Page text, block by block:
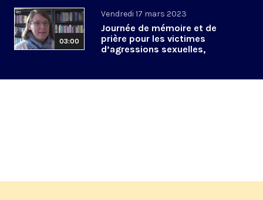
03:00
Vendredi 17 mars 2023
Journée de mémoire et de
prière pour les victimes
d’agressions sexuelles,